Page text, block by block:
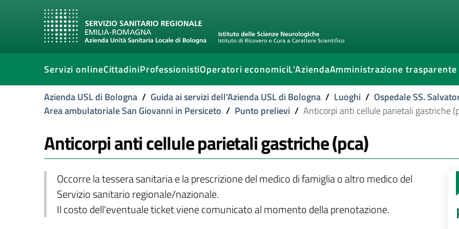
Servizi onlineCittadiniProfessionistiOperatori economiciL'AziendaAmministrazione trasparente
Azienda USL di Bologna / Guida ai servizi dell'Azienda USL di Bologna / Luoghi / Ospedale SS.
Area ambulatoriale San Giovanni in Persiceto / Punto prelievi / Anticorpi anti cellule parietali gastriche
Anticorpi anti cellule parietali gastriche (pca)
Occorre la tessera sanitaria e la prescrizione del medico di famiglia o altro medico del
Servizio sanitario regionale/nazionale.
Il costo dell'eventuale ticket viene comunicato al momento della prenotazione.